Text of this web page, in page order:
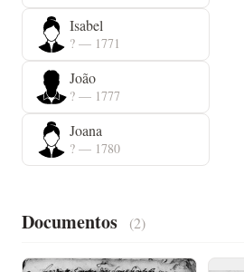
Isabel
? — 1771
João
? — 1777
Joana
? — 1780
Documentos (2)